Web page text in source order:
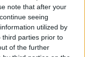
note that after your
seeing
utilized by
third parties prior to
of the further